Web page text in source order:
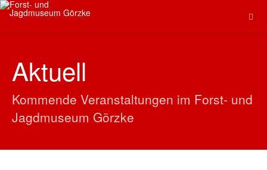
Aktuell
Kommende Veranstaltungen im Forst- und
Jagdmuseum Görzke